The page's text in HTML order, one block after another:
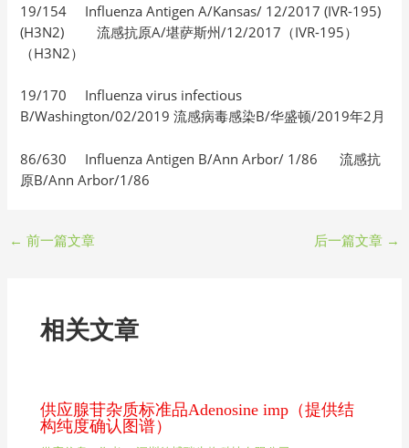
19/154 Influenza Antigen A/Kansas/ 12/2017 (IVR-195)
(H3N2) 流感抗原A/堪萨斯州/12/2017（IVR-195）
（H3N2）
19/170 Influenza virus infectious
B/Washington/02/2019 流感病毒感染B/华盛顿/2019年2月
86/630 Influenza Antigen B/Ann Arbor/ 1/86 流感抗
原B/Ann Arbor/1/86
← 前一篇文章 后一篇文章 →
相关文章
供应腺苷杂质标准品Adenosine imp（提供结
构纯度确认图谱）